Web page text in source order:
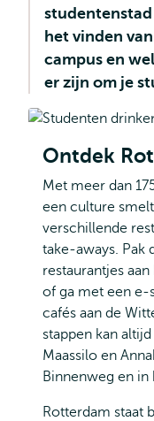
het vinden
campus en
er zijn om je
Ontdek
Met meer dan
een culture
verschillende
take-aways. Pak
restaurantjes
of ga met een e-
cafés aan de
stappen kan
Maassilo en
Binnenweg en
Rotterdam staat